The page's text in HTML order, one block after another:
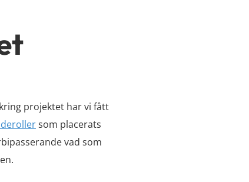
projektet har vi fått
som placerats
vad som